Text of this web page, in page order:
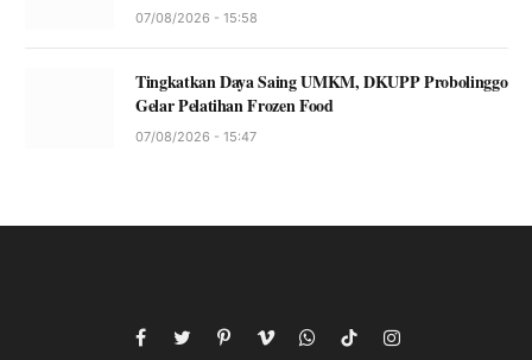
07/08/2026 - 15:58
Tingkatkan Daya Saing UMKM, DKUPP Probolinggo
Gelar Pelatihan Frozen Food
07/08/2026 - 15:47
Facebook
TwitterPinterestVimeoWhatsApp
TikTokInstagram